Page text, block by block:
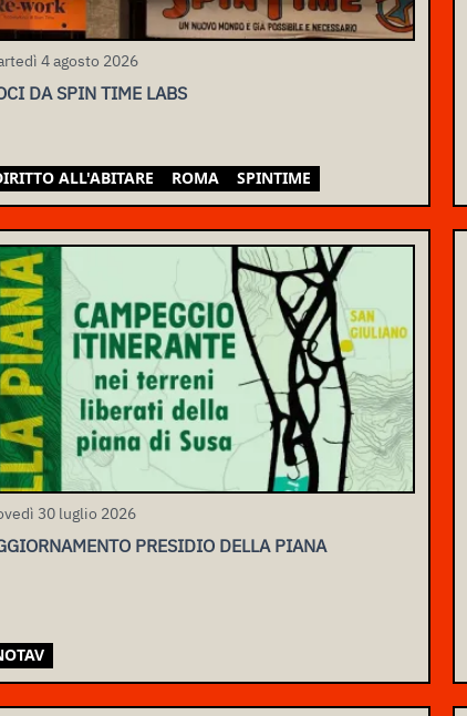
4 agosto 2026
DA SPIN TIME LABS
ALL'ABITARE ROMA SPINTIME
30 luglio 2026
PRESIDIO DELLA PIANA